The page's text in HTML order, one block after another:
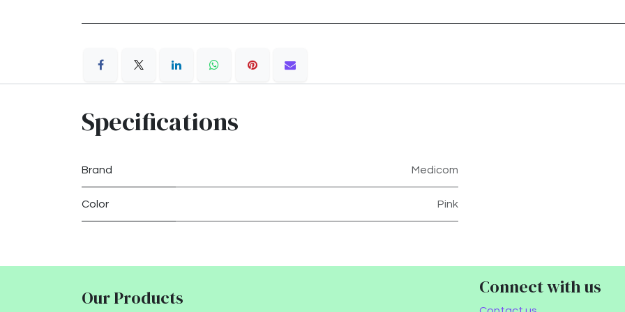
Specifications
Brand Medicom
Color Pink
Our Products Connect with us